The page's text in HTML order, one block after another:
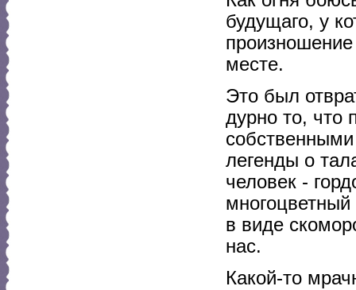
будущаго, у
месте.
Это был
дурно то, что
легенды о
человек -
в виде
нас.
Какой-то